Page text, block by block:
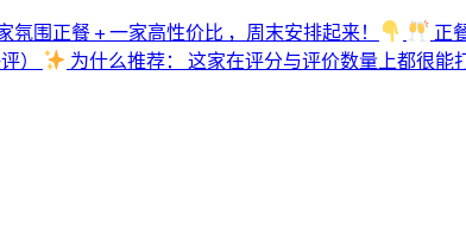
围正餐 + 一家高性价比 ，周末安排起来！ 正
）
为什么推荐： 这家在评分与评价数量上都很能